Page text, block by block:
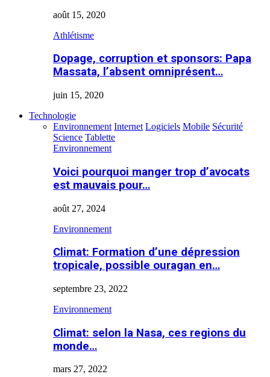
août 15, 2020
Athlétisme
Dopage, corruption et sponsors: Papa
Massata, l’absent omniprésent…
juin 15, 2020
Technologie
Environnement Internet Logiciels Mobile Sécurité
Science Tablette
Environnement
Voici pourquoi manger trop d’avocats
est mauvais pour…
août 27, 2024
Environnement
Climat: Formation d’une dépression
tropicale, possible ouragan en…
septembre 23, 2022
Environnement
Climat: selon la Nasa, ces regions du
monde…
mars 27, 2022